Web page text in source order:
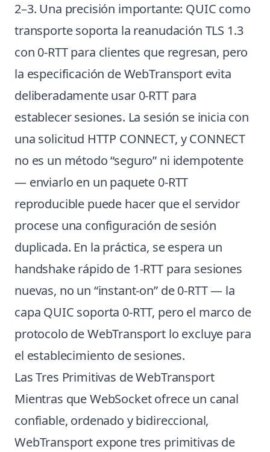
2–3. Una precisión importante: QUIC como
transporte soporta la reanudación TLS 1.3
con 0-RTT para clientes que regresan, pero
la especificación de WebTransport evita
deliberadamente usar 0-RTT para
establecer sesiones. La sesión se inicia con
una solicitud HTTP CONNECT, y CONNECT
no es un método “seguro” ni idempotente
— enviarlo en un paquete 0-RTT
reproducible puede hacer que el servidor
procese una configuración de sesión
duplicada. En la práctica, se espera un
handshake rápido de 1-RTT para sesiones
nuevas, no un “instant-on” de 0-RTT — la
capa QUIC soporta 0-RTT, pero el marco de
protocolo de WebTransport lo excluye para
el establecimiento de sesiones.
Las Tres Primitivas de WebTransport
Mientras que WebSocket ofrece un canal
confiable, ordenado y bidireccional,
WebTransport expone tres primitivas de